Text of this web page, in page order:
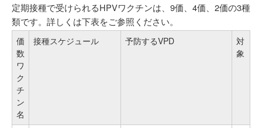
定期接種で受けられるHPVワクチンは、9価、4価、2価の3種
類です。詳しくは下表をご参照ください。
価
数
ワ
ク
チ
ン
名
接種スケジュール 予防するVPD
対
象